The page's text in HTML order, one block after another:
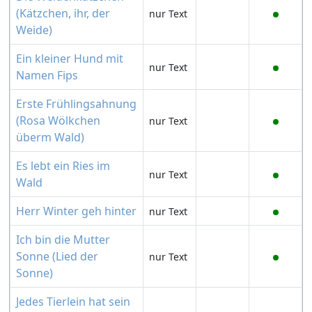
(Kätzchen, ihr, der
Weide)
nur Text
Ein kleiner Hund mit
Namen Fips
nur Text
Erste Frühlingsahnung
(Rosa Wölkchen
überm Wald)
nur Text
Es lebt ein Ries im
Wald
nur Text
Herr Winter geh hinter nur Text
Ich bin die Mutter
Sonne (Lied der
Sonne)
nur Text
Jedes Tierlein hat sein